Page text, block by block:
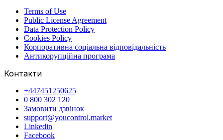
Terms of Use
Public License Agreement
Data Protection Policy
Cookies Policy
Корпоративна соціальна відповідальність
Антикорупційна програма
Контакти
+447451250625
0 800 302 120
Замовити дзвінок
support@youcontrol.market
Linkedin
Facebook